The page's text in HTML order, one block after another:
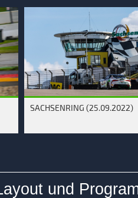
SACHSENRING (25.09.2022)
und